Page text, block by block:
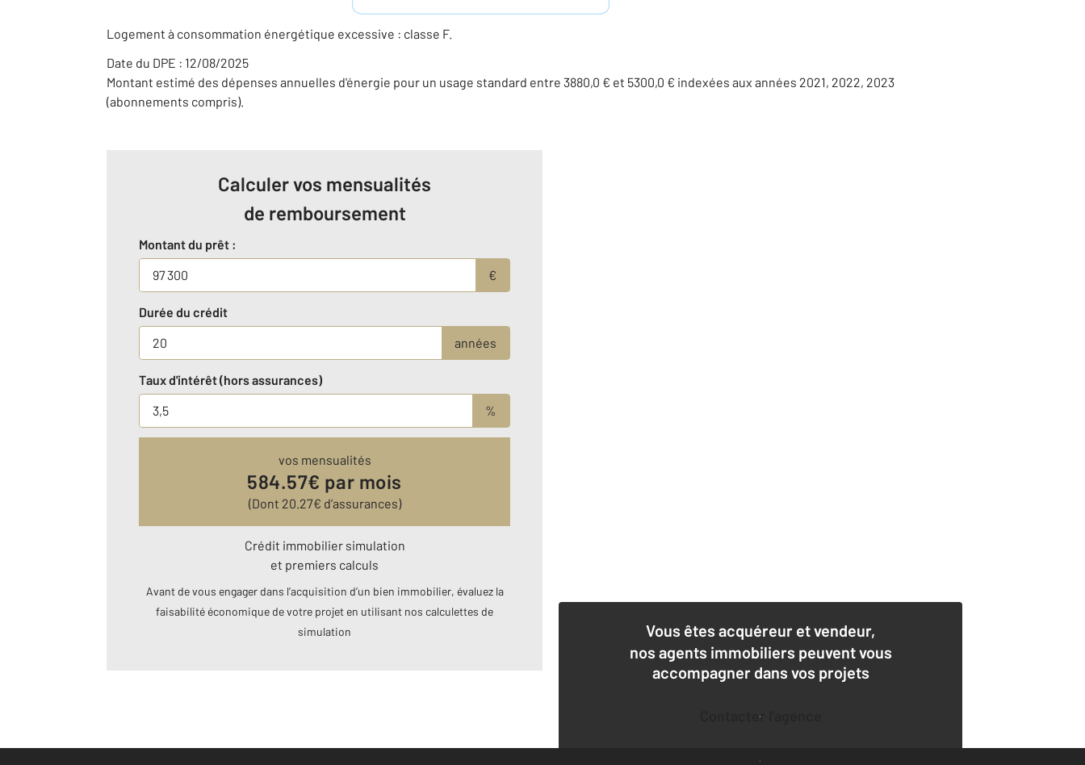
Logement à consommation énergétique excessive : classe F.
Date du DPE : 12/08/2025
Montant estimé des dépenses annuelles d'énergie pour un usage standard entre 3880,0 € et 5300,0 € indexées aux années 2021, 2022, 2023
(abonnements compris).
Calculer vos mensualités
de remboursement
Montant du prêt :
€
Durée du crédit
années
Taux d'intérêt (hors assurances)
%
vos mensualités
584.57€ par mois
(Dont 20.27€ d’assurances)
Crédit immobilier simulation
et premiers calculs
Avant de vous engager dans l’acquisition d’un bien immobilier, évaluez la
faisabilité économique de votre projet en utilisant nos calculettes de
simulation
Vous êtes acquéreur et vendeur,
nos agents immobiliers peuvent vous
accompagner dans vos projets
Contacter l'agence
Demander une estimation